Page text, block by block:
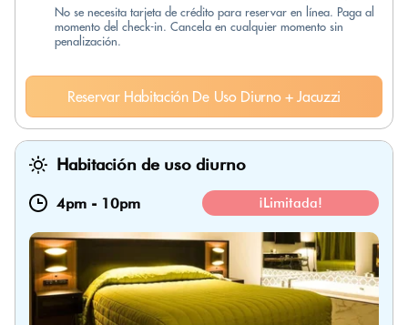
No se necesita tarjeta de crédito para reservar en línea. Paga al
momento del check-in. Cancela en cualquier momento sin
penalización.
Reservar Habitación De Uso Diurno + Jacuzzi
Habitación de uso diurno
4pm - 10pm ¡Limitada!